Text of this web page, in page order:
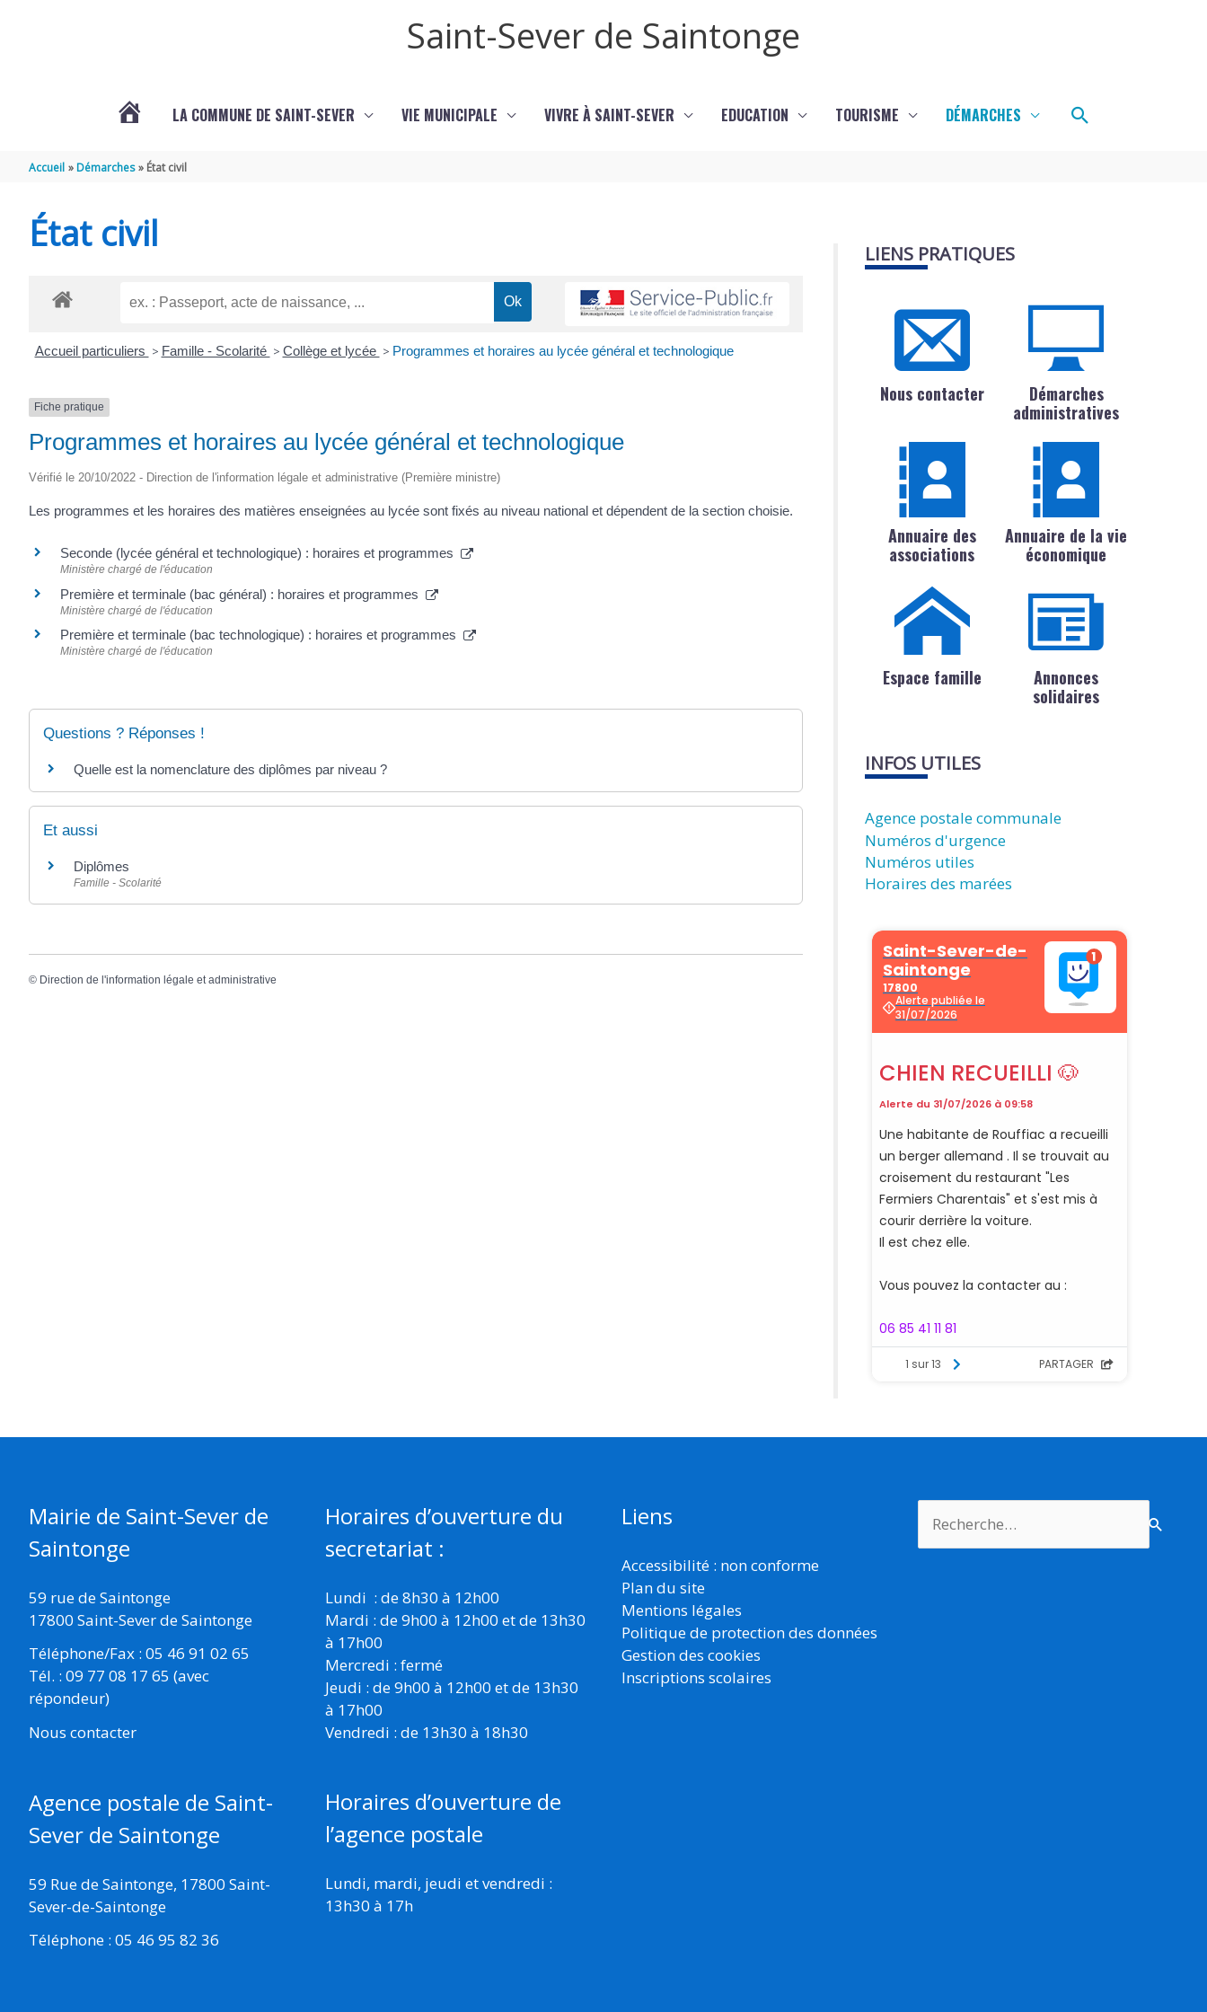
Saint-Sever de Saintonge
LA COMMUNE DE SAINT-SEVER VIE MUNICIPALE VIVRE À SAINT-SEVER EDUCATION TOURISME DÉMARCHES Rechercher
Accueil Démarches État civil
État civil
Accueil particuliers > Famille - Scolarité > Collège et lycée > Programmes et horaires au lycée général et technologique
Fiche pratique
Programmes et horaires au lycée général et technologique
Vérifié le 20/10/2022 - Direction de l'information légale et administrative (Première ministre)
Les programmes et les horaires des matières enseignées au lycée sont fixés au niveau national et dépendent de la section choisie.
Seconde (lycée général et technologique) : horaires et programmes
Ministère chargé de l'éducation
Première et terminale (bac général) : horaires et programmes
Ministère chargé de l'éducation
Première et terminale (bac technologique) : horaires et programmes
Ministère chargé de l'éducation
Questions ? Réponses !
Quelle est la nomenclature des diplômes par niveau ?
Et aussi
Diplômes
Famille - Scolarité
© Direction de l'information légale et administrative
LIENS PRATIQUES
Nous contacter
Démarches
administratives
Annuaire des
associations
Annuaire de la vie
économique
Espace famille
Annonces
solidaires
INFOS UTILES
Agence postale communale
Numéros d'urgence
Numéros utiles
Horaires des marées
Mairie de Saint-Sever de
Saintonge
59 rue de Saintonge
17800 Saint-Sever de Saintonge
Téléphone/Fax : 05 46 91 02 65
Tél. : 09 77 08 17 65 (avec
répondeur)
Nous contacter
Agence postale de Saint-
Sever de Saintonge
59 Rue de Saintonge, 17800 Saint-
Sever-de-Saintonge
Téléphone : 05 46 95 82 36
Horaires d’ouverture du
secretariat :
Lundi : de 8h30 à 12h00
Mardi : de 9h00 à 12h00 et de 13h30
à 17h00
Mercredi : fermé
Jeudi : de 9h00 à 12h00 et de 13h30
à 17h00
Vendredi : de 13h30 à 18h30
Horaires d’ouverture de
l’agence postale
Lundi, mardi, jeudi et vendredi :
13h30 à 17h
Liens
Accessibilité : non conforme
Plan du site
Mentions légales
Politique de protection des données
Gestion des cookies
Inscriptions scolaires